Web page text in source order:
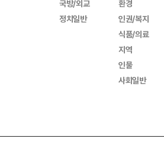
국방/외교
정치일반
환경
인권/복지
식품/의료
지역
인물
사회일반